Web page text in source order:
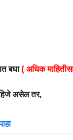
बघा( अधिक
असेल तर,